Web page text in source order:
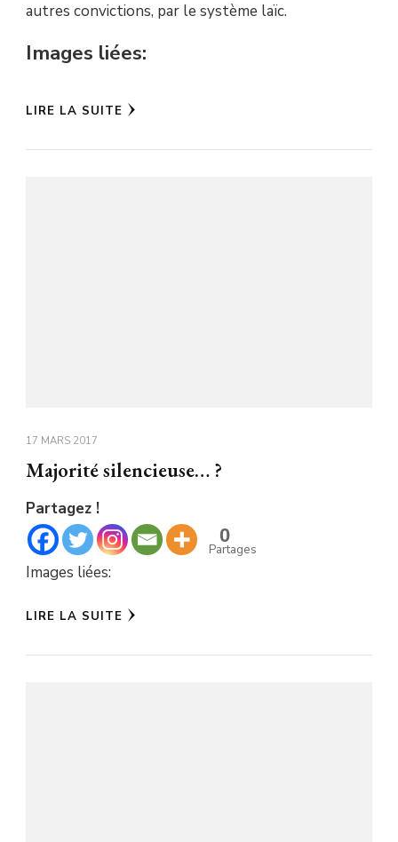
autres convictions, par le système laïc.
Images liées:
LIRE LA SUITE
17 MARS 2017
Majorité silencieuse… ?
Partagez !
0
Partages
Images liées:
LIRE LA SUITE